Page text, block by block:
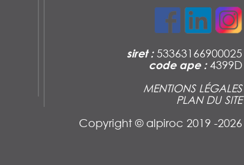
siret :53363166900025
code ape :4399D
MENTIONS LÉGALES
PLAN DU SITE
Copyright © alpiroc 2019 -2026